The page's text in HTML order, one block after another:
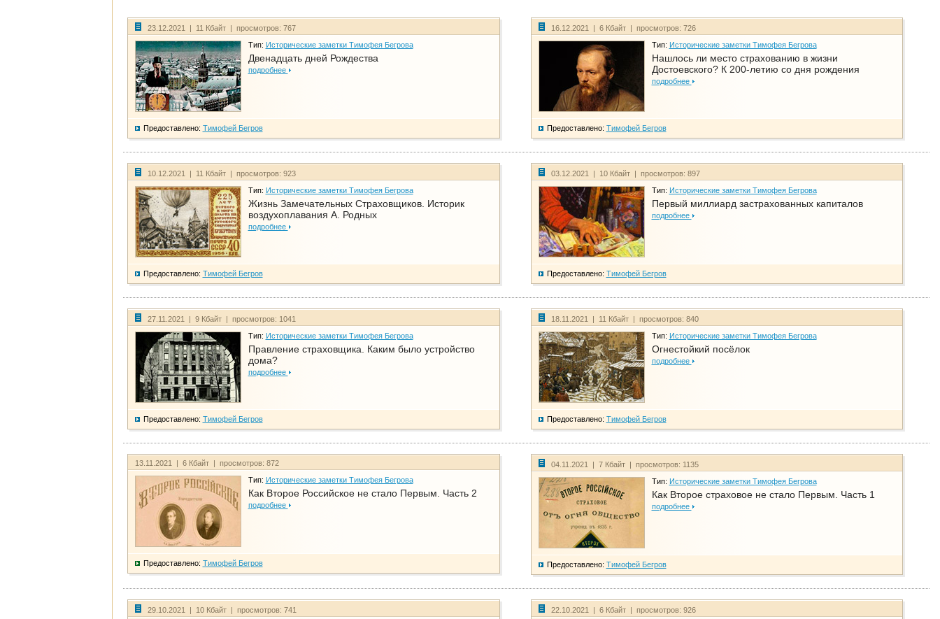
23.12.2021 | 11 Кбайт | просмотров: 767
Тип: Исторические заметки Тимофея Бегрова
Двенадцать дней Рождества
подробнее
Предоставлено: Тимофей Бегров
16.12.2021 | 6 Кбайт | просмотров: 726
Тип: Исторические заметки Тимофея Бегрова
Нашлось ли место страхованию в жизни
Достоевского? К 200-летию со дня рождения
подробнее
Предоставлено: Тимофей Бегров
10.12.2021 | 11 Кбайт | просмотров: 923
Тип: Исторические заметки Тимофея Бегрова
Жизнь Замечательных Страховщиков. Историк
воздухоплавания А. Родных
подробнее
Предоставлено: Тимофей Бегров
03.12.2021 | 10 Кбайт | просмотров: 897
Тип: Исторические заметки Тимофея Бегрова
Первый миллиард застрахованных капиталов
подробнее
Предоставлено: Тимофей Бегров
27.11.2021 | 9 Кбайт | просмотров: 1041
Тип: Исторические заметки Тимофея Бегрова
Правление страховщика. Каким было устройство
дома?
подробнее
Предоставлено: Тимофей Бегров
18.11.2021 | 11 Кбайт | просмотров: 840
Тип: Исторические заметки Тимофея Бегрова
Огнестойкий посёлок
подробнее
Предоставлено: Тимофей Бегров
13.11.2021 | 6 Кбайт | просмотров: 872
Тип: Исторические заметки Тимофея Бегрова
Как Второе Российское не стало Первым. Часть 2
подробнее
Предоставлено: Тимофей Бегров
04.11.2021 | 7 Кбайт | просмотров: 1135
Тип: Исторические заметки Тимофея Бегрова
Как Второе страховое не стало Первым. Часть 1
подробнее
Предоставлено: Тимофей Бегров
29.10.2021 | 10 Кбайт | просмотров: 741 22.10.2021 | 6 Кбайт | просмотров: 926